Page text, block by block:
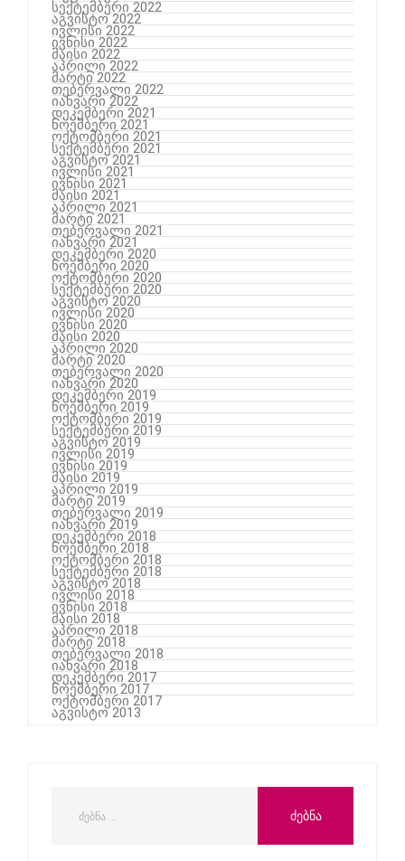
სექტემბერი 2022
აგვისტო 2022
ივლისი 2022
ივნისი 2022
მაისი 2022
აპრილი 2022
მარტი 2022
თებერვალი 2022
იანვარი 2022
დეკემბერი 2021
ნოემბერი 2021
ოქტომბერი 2021
სექტემბერი 2021
აგვისტო 2021
ივლისი 2021
ივნისი 2021
მაისი 2021
აპრილი 2021
მარტი 2021
თებერვალი 2021
იანვარი 2021
დეკემბერი 2020
ნოემბერი 2020
ოქტომბერი 2020
სექტემბერი 2020
აგვისტო 2020
ივლისი 2020
ივნისი 2020
მაისი 2020
აპრილი 2020
მარტი 2020
თებერვალი 2020
იანვარი 2020
დეკემბერი 2019
ნოემბერი 2019
ოქტომბერი 2019
სექტემბერი 2019
აგვისტო 2019
ივლისი 2019
ივნისი 2019
მაისი 2019
აპრილი 2019
მარტი 2019
თებერვალი 2019
იანვარი 2019
დეკემბერი 2018
ნოემბერი 2018
ოქტომბერი 2018
სექტემბერი 2018
აგვისტო 2018
ივლისი 2018
ივნისი 2018
მაისი 2018
აპრილი 2018
მარტი 2018
თებერვალი 2018
იანვარი 2018
დეკემბერი 2017
ნოემბერი 2017
ოქტომბერი 2017
აგვისტო 2013